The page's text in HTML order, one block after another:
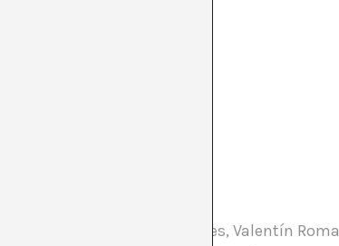
es noticia. Hace unos meses, Valentín Roma